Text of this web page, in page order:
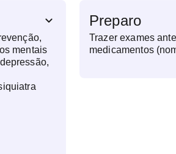
mentais
Preparo
Trazer exames
medicamentos